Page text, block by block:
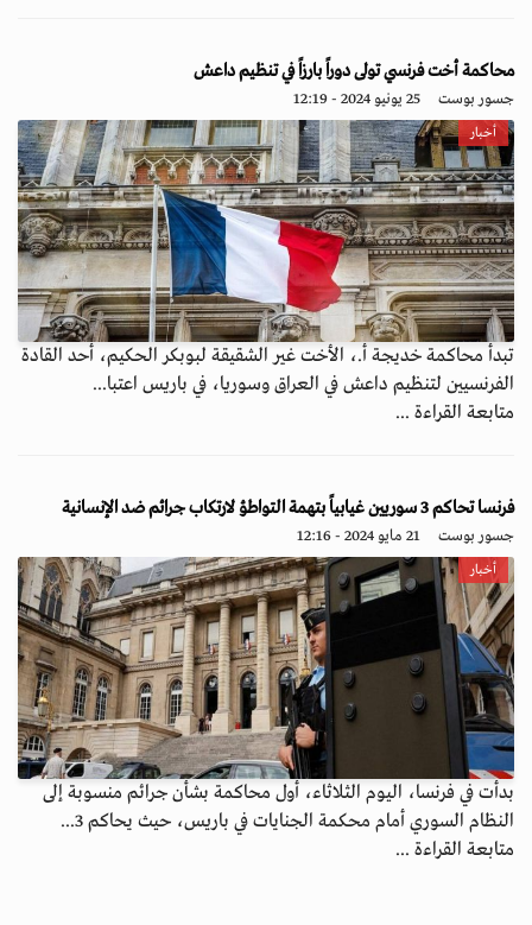
محاكمة أخت فرنسي تولى دوراً بارزاً في تنظيم داعش
جسور بوست 25 يونيو 2024 - 12:19
أخبار
تبدأ محاكمة خديجة أ.، الأخت غير الشقيقة لبوبكر الحكيم، أحد القادة
الفرنسيين لتنظيم داعش في العراق وسوريا، في باريس اعتبا...
متابعة القراءة ...
فرنسا تحاكم 3 سوريين غيابياً بتهمة التواطؤ لارتكاب جرائم ضد الإنسانية
جسور بوست 21 مايو 2024 - 12:16
أخبار
بدأت في فرنسا، اليوم الثلاثاء، أول محاكمة بشأن جرائم منسوبة إلى
النظام السوري أمام محكمة الجنايات في باريس، حيث يحاكم 3...
متابعة القراءة ...